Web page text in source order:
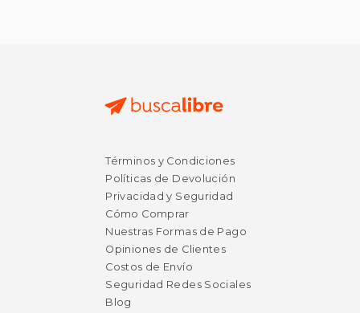
Términos y Condiciones
Políticas de Devolución
Privacidad y Seguridad
Cómo Comprar
Nuestras Formas de Pago
Opiniones de Clientes
Costos de Envío
Seguridad Redes Sociales
Blog